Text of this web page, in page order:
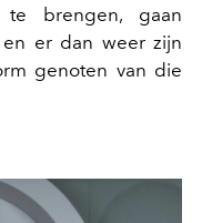
brengen, gaan
er dan weer zijn
genoten van die